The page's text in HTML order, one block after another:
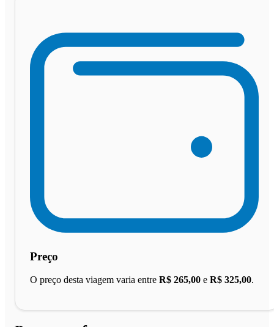
Preço
O preço desta viagem varia entre R$ 265,00 e R$ 325,00.